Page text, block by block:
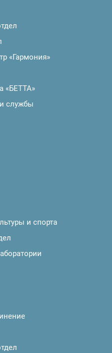
«Гармония»
«БЕТТА»
службы
и спорта